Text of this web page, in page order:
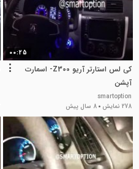
00:25
کی لس استارتر آریو Z300- اسمارت
آپشن
smartoption
278 نمایش
8 سال پیش